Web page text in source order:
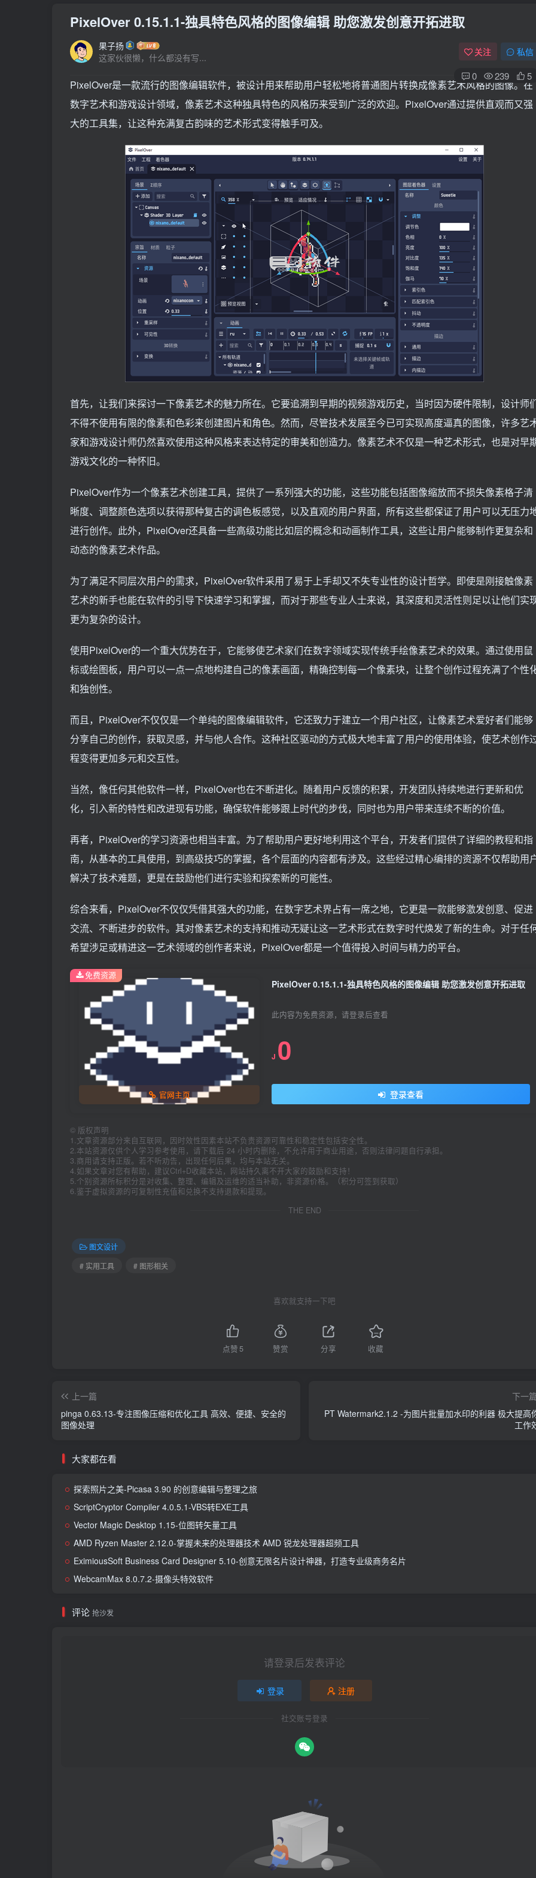
PixelOver 0.15.1.1-独具特色风格的图像编辑 助您激发创意开拓进取
果子扬
这家伙很懒，什么都没有写...
关注 私信
0 239 5
PixelOver是一款流行的图像编辑软件，被设计用来帮助用户轻松地将普通图片转换成像素艺术风格的图像。在
数字艺术和游戏设计领域，像素艺术这种独具特色的风格历来受到广泛的欢迎。PixelOver通过提供直观而又强
大的工具集，让这种充满复古韵味的艺术形式变得触手可及。
首先，让我们来探讨一下像素艺术的魅力所在。它要追溯到早期的视频游戏历史，当时因为硬件限制，设计师
不得不使用有限的像素和色彩来创建图片和角色。然而，尽管技术发展至今已可实现高度逼真的图像，许多艺
家和游戏设计师仍然喜欢使用这种风格来表达特定的审美和创造力。像素艺术不仅是一种艺术形式，也是对早
游戏文化的一种怀旧。
PixelOver作为一个像素艺术创建工具，提供了一系列强大的功能，这些功能包括图像缩放而不损失像素格子清
晰度、调整颜色选项以获得那种复古的调色板感觉，以及直观的用户界面，所有这些都保证了用户可以无压力
进行创作。此外，PixelOver还具备一些高级功能比如层的概念和动画制作工具，这些让用户能够制作更复杂和
动态的像素艺术作品。
为了满足不同层次用户的需求，PixelOver软件采用了易于上手却又不失专业性的设计哲学。即使是刚接触像素
艺术的新手也能在软件的引导下快速学习和掌握，而对于那些专业人士来说，其深度和灵活性则足以让他们实
更为复杂的设计。
使用PixelOver的一个重大优势在于，它能够使艺术家们在数字领域实现传统手绘像素艺术的效果。通过使用鼠
标或绘图板，用户可以一点一点地构建自己的像素画面，精确控制每一个像素块，让整个创作过程充满了个性
和独创性。
而且，PixelOver不仅仅是一个单纯的图像编辑软件，它还致力于建立一个用户社区，让像素艺术爱好者们能够
分享自己的创作，获取灵感，并与他人合作。这种社区驱动的方式极大地丰富了用户的使用体验，使艺术创作
程变得更加多元和交互性。
当然，像任何其他软件一样，PixelOver也在不断进化。随着用户反馈的积累，开发团队持续地进行更新和优
化，引入新的特性和改进现有功能，确保软件能够跟上时代的步伐，同时也为用户带来连续不断的价值。
再者，PixelOver的学习资源也相当丰富。为了帮助用户更好地利用这个平台，开发者们提供了详细的教程和指
南，从基本的工具使用，到高级技巧的掌握，各个层面的内容都有涉及。这些经过精心编排的资源不仅帮助用
解决了技术难题，更是在鼓励他们进行实验和探索新的可能性。
综合来看，PixelOver不仅仅凭借其强大的功能，在数字艺术界占有一席之地，它更是一款能够激发创意、促进
交流、不断进步的软件。其对像素艺术的支持和推动无疑让这一艺术形式在数字时代焕发了新的生命。对于任
希望涉足或精进这一艺术领域的创作者来说，PixelOver都是一个值得投入时间与精力的平台。
官网主页
PixelOver 0.15.1.1-独具特色风格的图像编辑 助您激发创意开拓进取
此内容为免费资源，请登录后查看
J 0
登录查看
免费资源
© 版权声明
1.文章资源部分来自互联网，因时效性因素本站不负责资源可靠性和稳定性包括安全性。
2.本站资源仅供个人学习参考使用，请下载后 24 小时内删除，不允许用于商业用途，否则法律问题自行承担。
3.商用请支持正版。若不听劝告，出现任何后果，均与本站无关。
4.如果文章对您有帮助，建议Ctrl+D收藏本站，网站持久离不开大家的鼓励和支持！
5.个别资源所标积分是对收集、整理、编辑及运维的适当补助，非资源价格。（积分可签到获取）
6.鉴于虚拟资源的可复制性充值和兑换不支持退款和提现。
THE END
图文设计
# 实用工具
# 图形相关
喜欢就支持一下吧
点赞 5 赞赏 分享 收藏
上一篇
pinga 0.63.13-专注图像压缩和优化工具 高效、便捷、安全的
图像处理
下一
PT Watermark2.1.2 -为图片批量加水印的利器 极大提高
工作
大家都在看
探索照片之美-Picasa 3.90 的创意编辑与整理之旅
ScriptCryptor Compiler 4.0.5.1-VBS转EXE工具
Vector Magic Desktop 1.15-位图转矢量工具
AMD Ryzen Master 2.12.0-掌握未来的处理器技术 AMD 锐龙处理器超频工具
EximiousSoft Business Card Designer 5.10-创意无限名片设计神器，打造专业级商务名片
WebcamMax 8.0.7.2-摄像头特效软件
评论 抢沙发
请登录后发表评论
登录 注册
社交账号登录